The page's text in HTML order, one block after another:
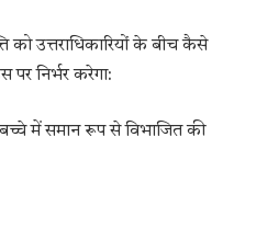
को उत्तराधिकारियों के बीच कैसे
पर निर्भर करेगा:
में समान रूप से विभाजित की